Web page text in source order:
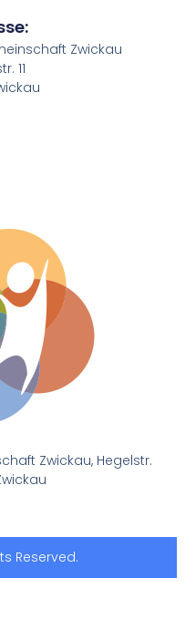
Zwickau
11
Zwickau, Hegelstr.
Reserved.